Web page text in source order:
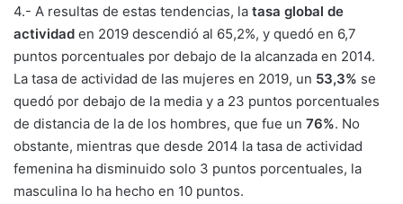
4.- A resultas de estas tendencias, la tasa global de
actividad en 2019 descendió al 65,2%, y quedó en 6,7
puntos porcentuales por debajo de la alcanzada en 2014.
La tasa de actividad de las mujeres en 2019, un 53,3% se
quedó por debajo de la media y a 23 puntos porcentuales
de distancia de la de los hombres, que fue un 76%. No
obstante, mientras que desde 2014 la tasa de actividad
femenina ha disminuido solo 3 puntos porcentuales, la
masculina lo ha hecho en 10 puntos.